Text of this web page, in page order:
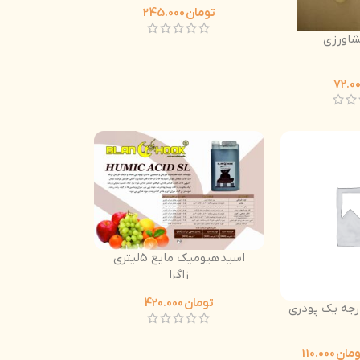
تومان
یک پودری
اسیدهیومیک مایع 5لیتری
زاگرا
تومان